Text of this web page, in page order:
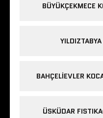
BÜYÜKÇEKMECE
BAHÇELIEVLER
ÜSKÜDAR